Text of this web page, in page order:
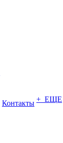
Контакты + ЕЩЕ